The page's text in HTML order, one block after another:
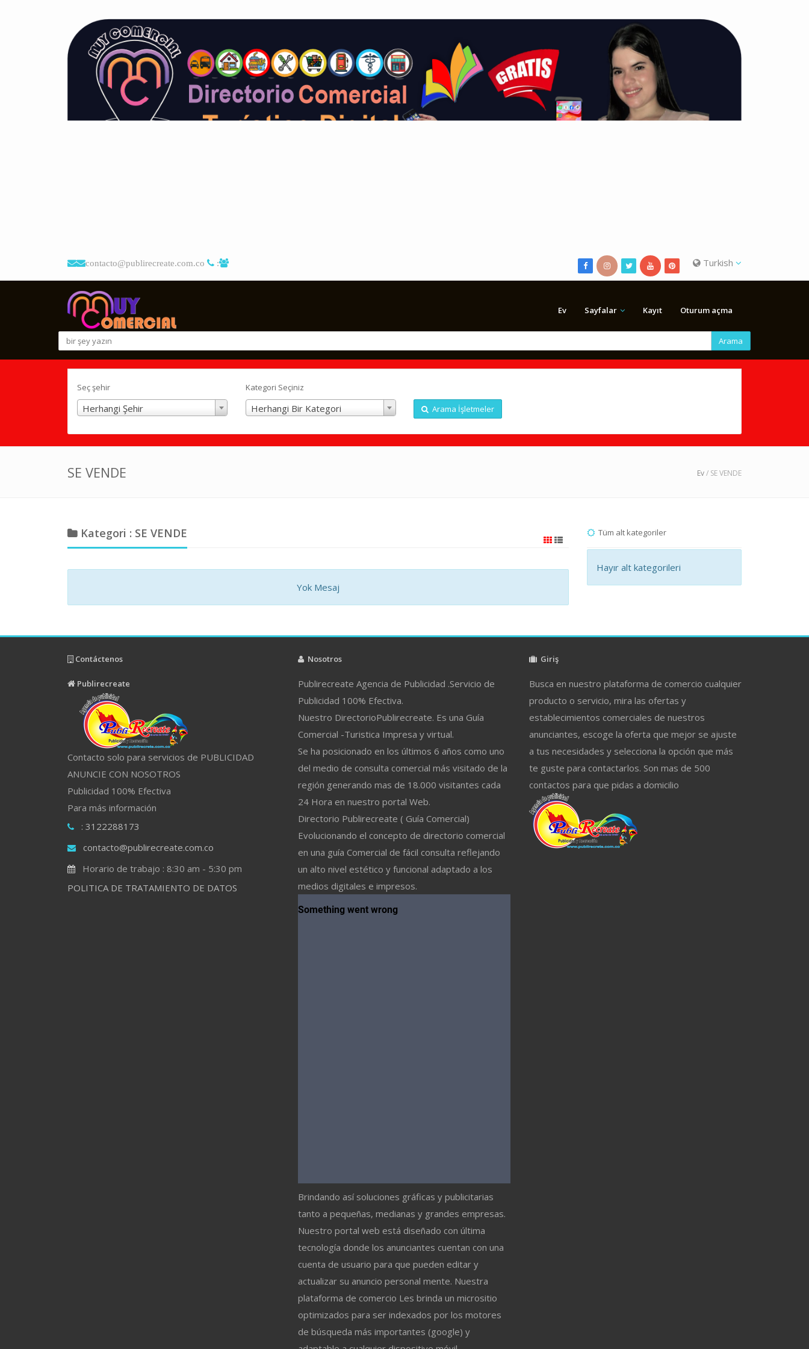
contacto@publirecreate.com.co : Turkish
Ev Sayfalar Kayıt Oturum açma
Arama
Seç şehir
Herhangi Şehir
Kategori Seçiniz
Herhangi Bir Kategori Arama İşletmeler
SE VENDE Ev/ SE VENDE
Kategori : SE VENDE
Yok Mesaj
Tüm alt kategoriler
Hayır alt kategorileri
Contáctenos
Publirecreate
Contacto solo para servicios de PUBLICIDAD
ANUNCIE CON NOSOTROS
Publicidad 100% Efectiva
Para más información
: 3122288173
contacto@publirecreate.com.co
Horario de trabajo : 8:30 am - 5:30 pm
POLITICA DE TRATAMIENTO DE DATOS
Nosotros
Publirecreate Agencia de Publicidad .Servicio de
Publicidad 100% Efectiva.
Nuestro DirectorioPublirecreate. Es una Guía
Comercial -Turistica Impresa y virtual.
Se ha posicionado en los últimos 6 años como uno
del medio de consulta comercial más visitado de la
región generando mas de 18.000 visitantes cada
24 Hora en nuestro portal Web.
Directorio Publirecreate ( Guía Comercial)
Evolucionando el concepto de directorio comercial
en una guía Comercial de fácil consulta reflejando
un alto nivel estético y funcional adaptado a los
medios digitales e impresos.
Brindando así soluciones gráficas y publicitarias
tanto a pequeñas, medianas y grandes empresas.
Nuestro portal web está diseñado con última
tecnología donde los anunciantes cuentan con una
cuenta de usuario para que pueden editar y
actualizar su anuncio personal mente. Nuestra
plataforma de comercio Les brinda un micrositio
optimizados para ser indexados por los motores
de búsqueda más importantes (google) y
Giriş
Busca en nuestro plataforma de comercio cualquier
producto o servicio, mira las ofertas y
establecimientos comerciales de nuestros
anunciantes, escoge la oferta que mejor se ajuste
a tus necesidades y selecciona la opción que más
te guste para contactarlos. Son mas de 500
contactos para que pidas a domicilio